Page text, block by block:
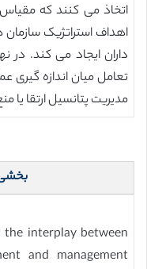
اتخاذ می کنند که
اهداف استراتژیک سازمان
داران ایجاد می کند. در
تعامل میان اندازه گیری
مدیریت پتانسیل ارتقا یا
بخشی
the interplay between
and management